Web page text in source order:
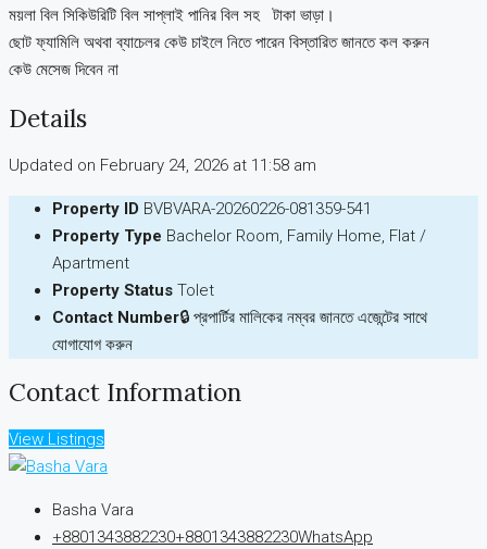
ময়লা বিল সিকিউরিটি বিল সাপ্লাই পানির বিল সহ টাকা ভাড়া।
ছোট ফ্যামিলি অথবা ব্যাচেলর কেউ চাইলে নিতে পারেন বিস্তারিত জানতে কল করুন
কেউ মেসেজ দিবেন না
Details
Updated on February 24, 2026 at 11:58 am
Property ID BVBVARA-20260226-081359-541
Property Type Bachelor Room, Family Home, Flat /
Apartment
Property Status Tolet
Contact Number🔒 প্রপার্টির মালিকের নম্বর জানতে এজেন্টের সাথে
যোগাযোগ করুন
Contact Information
View Listings
Basha Vara
+8801343882230+8801343882230WhatsApp